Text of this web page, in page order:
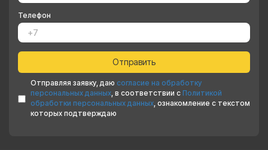
Телефон
Отправляя заявку, даю согласие на обработку
персональных данных, в соответствии с Политикой
обработки персональных данных, ознакомление с текстом
которых подтверждаю